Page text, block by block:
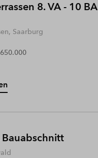
8. VA - 10 BA
Saarburg